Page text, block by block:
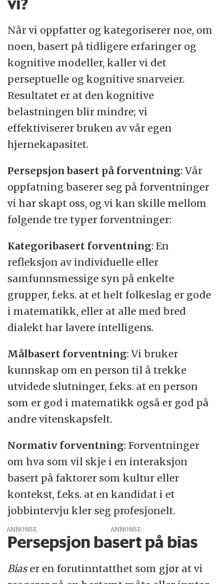
Når vi oppfatter og kategoriserer noe, om
noen, basert på tidligere erfaringer og
kognitive modeller, kaller vi det
perseptuelle og kognitive snarveier.
Resultatet er at den kognitive
belastningen blir mindre; vi
effektiviserer bruken av vår egen
hjernekapasitet.
Persepsjon basert på forventning: Vår
oppfatning baserer seg på forventninger
vi har skapt oss, og vi kan skille mellom
følgende tre typer forventninger:
Kategoribasert forventning: En
refleksjon av individuelle eller
samfunnsmessige syn på enkelte
grupper, f.eks. at et helt folkeslag er gode
i matematikk, eller at alle med bred
dialekt har lavere intelligens.
Målbasert forventning: Vi bruker
kunnskap om en person til å trekke
utvidede slutninger, f.eks. at en person
som er god i matematikk også er god på
andre vitenskapsfelt.
Normativ forventning: Forventninger
om hva som vil skje i en interaksjon
basert på faktorer som kultur eller
kontekst, f.eks. at en kandidat i et
jobbintervju kler seg profesjonelt.
ANNONSE
Persepsjon basert på bias
Bias er en forutinntatthet som gjør at vi